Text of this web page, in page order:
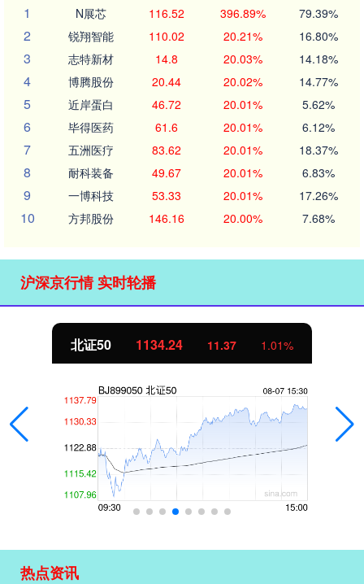
1
N展芯 116.52 396.89% 79.39%
2 锐翔智能 110.02 20.21% 16.80%
3 志特新材 14.8 20.03% 14.18%
4 博腾股份 20.44 20.02% 14.77%
5 近岸蛋白 46.72 20.01% 5.62%
6 毕得医药 61.6 20.01% 6.12%
7 五洲医疗 83.62 20.01% 18.37%
8 耐科装备 49.67 20.01% 6.83%
9 一博科技 53.33 20.01% 17.26%
10 方邦股份 146.16 20.00% 7.68%
沪深京行情 实时轮播
北证50 1134.24 11.37 1.01%
热点资讯